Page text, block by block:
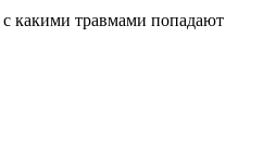
какими травмами попадают